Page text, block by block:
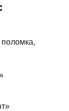
поломка,